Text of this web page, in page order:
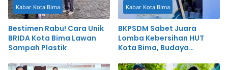
Kabar Kota Bima
Bestimen Rabu! Cara Unik
BRIDA Kota Bima Lawan
Sampah Plastik
Kabar Kota Bima
BKPSDM Sabet Juara
Lomba Kebersihan HUT
Kota Bima, Budaya